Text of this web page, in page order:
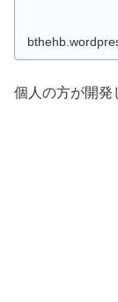
個人の方が開発